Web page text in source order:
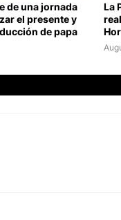
de una jornada
el presente y
de papa
La